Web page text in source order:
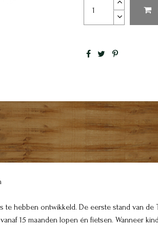
hebben ontwikkeld. De eerste stand van de
15 maanden lopen én fietsen. Wanneer